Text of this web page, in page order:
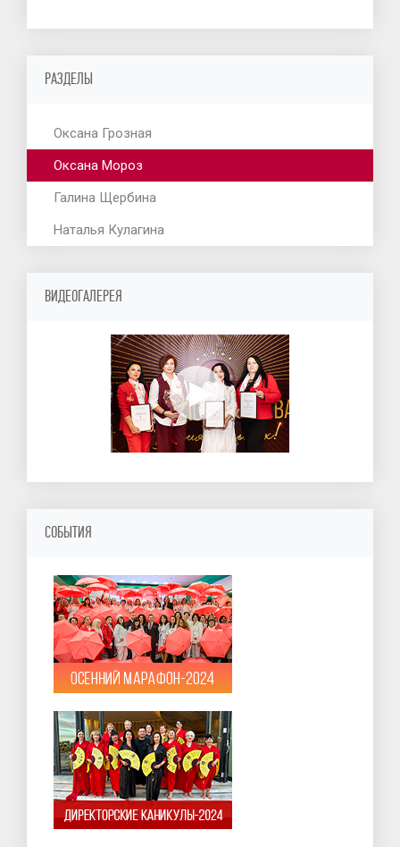
РАЗДЕЛЫ
Оксана Грозная
Оксана Мороз
Галина Щербина
Наталья Кулагина
ВИДЕОГАЛЕРЕЯ
СОБЫТИЯ